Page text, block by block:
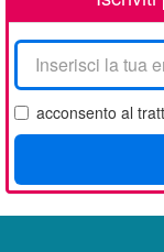
La
tua
email
acconsento al